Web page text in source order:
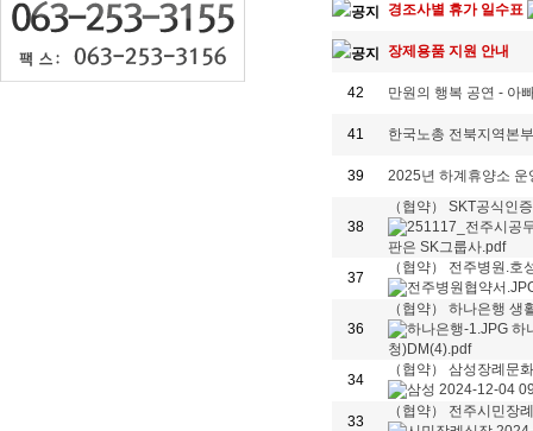
공지 경조사별 휴가 일수표
공지 장제용품 지원 안내
42 만원의 행복 공연 - 아
41 한국노총 전북지역본
39 2025년 하계휴양소
38
（협약） SKT공식인
37
（협약） 전주병원.
36
（협약） 하나은행
34
（협약） 삼성장례문
33
（협약） 전주시민장